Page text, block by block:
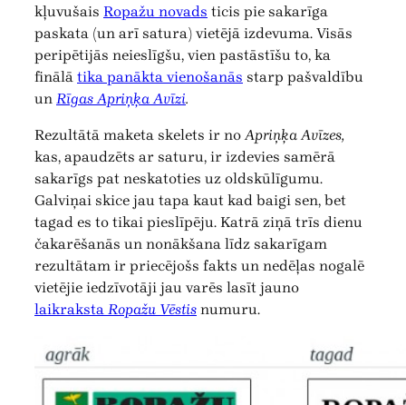
kļuvušais Ropažu novads ticis pie sakarīga
paskata (un arī satura) vietējā izdevuma. Visās
peripētijās neieslīgšu, vien pastāstīšu to, ka
finālā tika panākta vienošanās starp pašvaldību
un Rīgas Apriņķa Avīzi.
Rezultātā maketa skelets ir noApriņķa Avīzes,
kas, apaudzēts ar saturu, ir izdevies samērā
sakarīgs pat neskatoties uz oldskūlīgumu.
Galviņai skice jau tapa kaut kad baigi sen, bet
tagad es to tikai pieslīpēju. Katrā ziņā trīs dienu
čakarēšanās un nonākšana līdz sakarīgam
rezultātam ir priecējošs fakts un nedēļas nogalē
vietējie iedzīvotāji jau varēs lasīt jauno
laikraksta Ropažu Vēstis numuru.